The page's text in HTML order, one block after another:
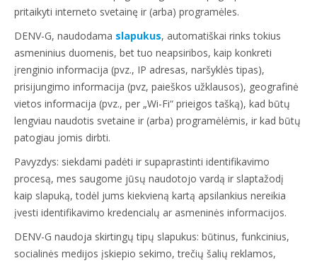
pritaikyti interneto svetainę ir (arba) programėles.
DENV-G, naudodama slapukus, automatiškai rinks tokius
asmeninius duomenis, bet tuo neapsiribos, kaip konkreti
įrenginio informacija (pvz., IP adresas, naršyklės tipas),
prisijungimo informacija (pvz, paieškos užklausos), geografinė
vietos informacija (pvz., per „Wi-Fi“ prieigos tašką), kad būtų
lengviau naudotis svetaine ir (arba) programėlėmis, ir kad būtų
patogiau jomis dirbti.
Pavyzdys: siekdami padėti ir supaprastinti identifikavimo
procesą, mes saugome jūsų naudotojo vardą ir slaptažodį
kaip slapuką, todėl jums kiekvieną kartą apsilankius nereikia
įvesti identifikavimo kredencialų ar asmeninės informacijos.
DENV-G naudoja skirtingų tipų slapukus: būtinus, funkcinius,
socialinės medijos įskiepio sekimo, trečių šalių reklamos,